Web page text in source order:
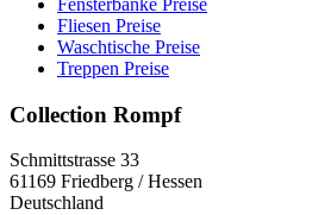
Fliesen Preise
Waschtische Preise
Treppen Preise
Collection Rompf
Schmittstrasse 33
61169 Friedberg / Hessen
Deutschland